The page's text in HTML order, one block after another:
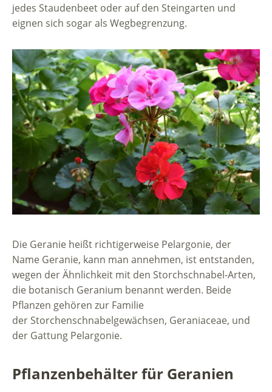
jedes Staudenbeet oder auf den Steingarten und
eignen sich sogar als Wegbegrenzung.
Die Geranie heißt richtigerweise Pelargonie, der
Name Geranie, kann man annehmen, ist entstanden,
wegen der Ähnlichkeit mit den Storchschnabel-Arten,
die botanisch Geranium benannt werden. Beide
Pflanzen gehören zur Familie
der Storchenschnabelgewächsen, Geraniaceae, und
der Gattung Pelargonie.
Pflanzenbehälter für Geranien